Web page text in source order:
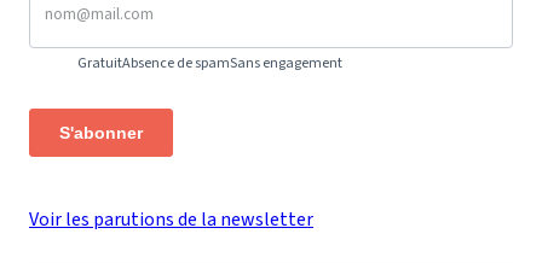
GratuitAbsence de spamSans engagement
S'abonner
Voir les parutions de la newsletter